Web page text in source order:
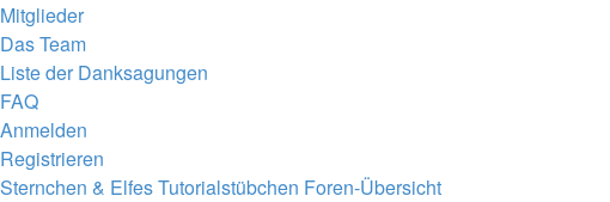
Mitglieder
Das Team
Liste der Danksagungen
FAQ
Anmelden
Registrieren
Sternchen & Elfes Tutorialstübchen Foren-Übersicht